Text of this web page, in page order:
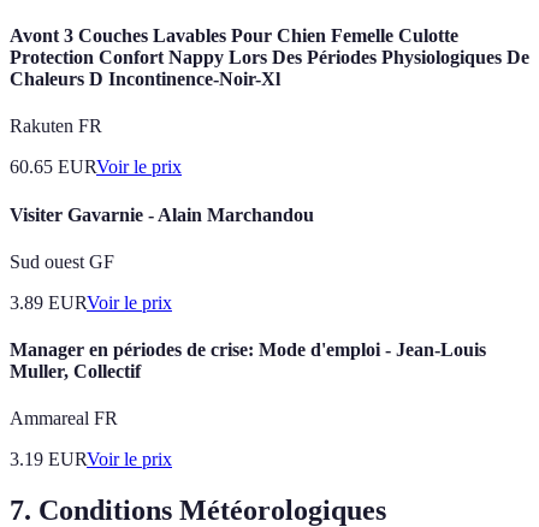
Avont 3 Couches Lavables Pour Chien Femelle Culotte
Protection Confort Nappy Lors Des Périodes Physiologiques De
Chaleurs D Incontinence-Noir-Xl
Rakuten FR
60.65 EURVoir le prix
Visiter Gavarnie - Alain Marchandou
Sud ouest GF
3.89 EURVoir le prix
Manager en périodes de crise: Mode d'emploi - Jean-Louis
Muller, Collectif
Ammareal FR
3.19 EURVoir le prix
7. Conditions Météorologiques